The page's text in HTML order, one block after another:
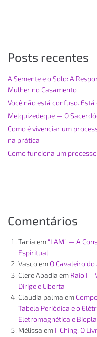
Posts recentes
A Semente e o Solo: A
Mulher no Casamento
Você não está confuso. Está
Melquizedeque — O
Como é vivenciar um
na prática
Como funciona um
Comentários
Tania em “I AM” — A
Espiritual
Vasco em O Cavaleiro
Clere Abadia em Raio I –
Dirige e Liberta
Claudia palma em
Tabela Periódica e o
Eletromagnética e
Mélissa em I-Ching: O